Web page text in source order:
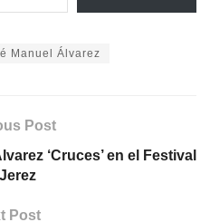
Manuel Álvarez
Post
‘Cruces’ en el Festival
Post